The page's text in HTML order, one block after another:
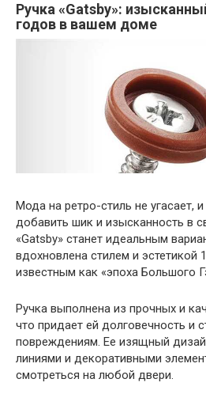
Ручка «Gatsby»:
годов в вашем доме
Мода на ретро-стиль не угасает,
добавить шик и изысканность в
«Gatsby» станет идеальным
вдохновлена стилем и эстетикой
известным как «эпоха Большого
Ручка выполнена из прочных и
что придает ей долговечность и
повреждениям. Ее изящный
линиями и декоративными
смотреться на любой двери.